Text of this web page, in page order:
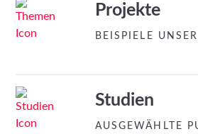
Projekte
BEISPIELE
Studien
AUSGEWÄHLTE